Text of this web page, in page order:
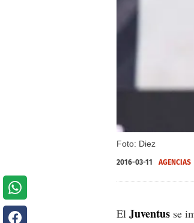
Foto: Diez
2016-03-11 AGENCIAS
El Juventus se